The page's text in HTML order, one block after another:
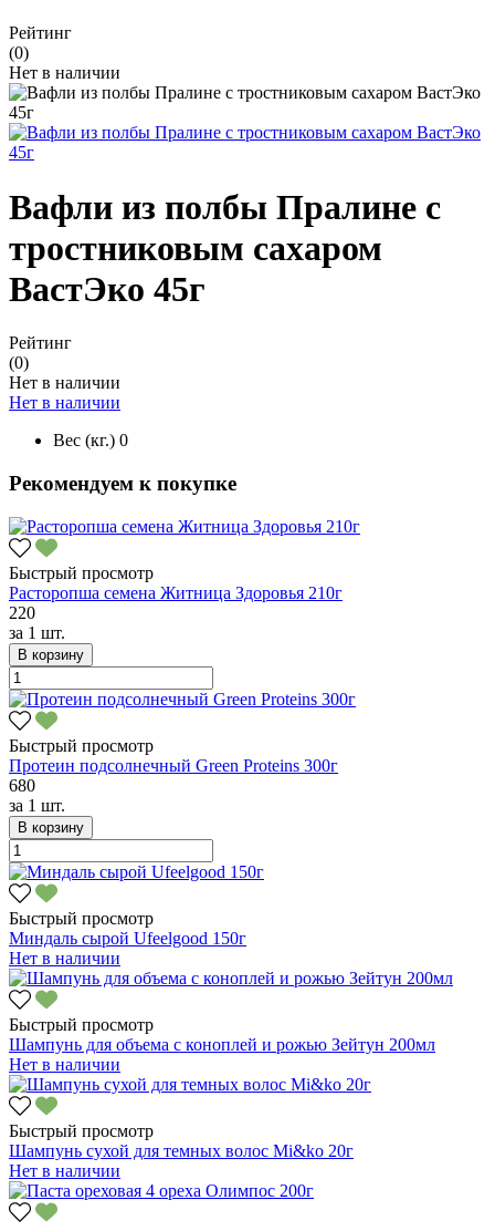
Рейтинг
(0)
Нет в наличии
Вафли из полбы Пралине с
тростниковым сахаром
ВастЭко 45г
Рейтинг
(0)
Нет в наличии
Нет в наличии
Вес (кг.) 0
Рекомендуем к покупке
Быстрый просмотр
Расторопша семена Житница Здоровья 210г
220
за 1 шт.
В корзину
Быстрый просмотр
Протеин подсолнечный Green Proteins 300г
680
за 1 шт.
В корзину
Быстрый просмотр
Миндаль сырой Ufeelgood 150г
Нет в наличии
Быстрый просмотр
Шампунь для объема с коноплей и рожью Зейтун 200мл
Нет в наличии
Быстрый просмотр
Шампунь сухой для темных волос Mi&ko 20г
Нет в наличии